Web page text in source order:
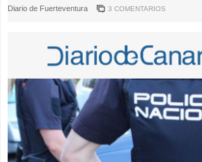
Diario de Fuerteventura 3 COMENTARIOS